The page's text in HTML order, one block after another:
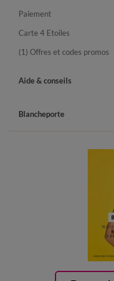
Paiement
Carte 4 Etoiles
(1) Offres et codes promos
Aide & conseils
Blancheporte